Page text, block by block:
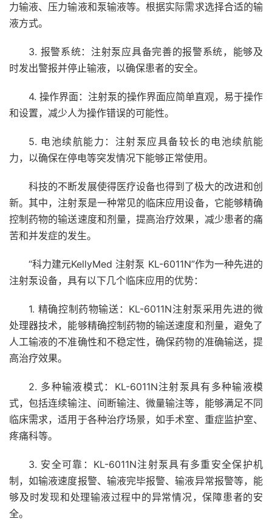
力输液、压力输液和泵输液等。根据实际需求选择合适的输
液方式。
3. 报警系统：注射泵应具备完善的报警系统，能够及
时发出警报并停止输液，以确保患者的安全。
4. 操作界面：注射泵的操作界面应简单直观，易于操作
和设置，减少人为操作错误的可能性。
5. 电池续航能力：注射泵应具备较长的电池续航能
力，以确保在停电等突发情况下能够正常使用。
科技的不断发展使得医疗设备也得到了极大的改进和创
新。其中，注射泵是一种常见的临床应用设备，它能够精确
控制药物的输送速度和剂量，提高治疗效果，减少患者的痛
苦和并发症的发生。
“科力建元KellyMed 注射泵 KL-6011N”作为一种先进的
注射泵设备，具有以下几个临床应用的优势：
1. 精确控制药物输送：KL-6011N注射泵采用先进的微
处理器技术，能够精确控制药物的输送速度和剂量，避免了
人工输液的不准确性和不稳定性，确保药物的准确输送，提
高治疗效果。
2. 多种输液模式：KL-6011N注射泵具有多种输液模
式，包括连续输注、间断输注、微量输注等，能够满足不同
临床需求，适用于各种治疗场景，如手术室、重症监护室、
疼痛科等。
3. 安全可靠：KL-6011N注射泵具有多重安全保护机
制，如输液速度报警、输液完毕报警、输液异常报警等，能
够及时发现和处理输液过程中的异常情况，保障患者的安
全。